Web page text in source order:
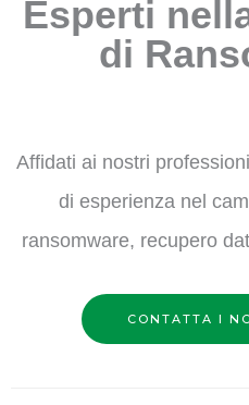
Esperti
di
Affidati ai nostri
di esperienza nel
ransomware, recupero
CONTATTA I